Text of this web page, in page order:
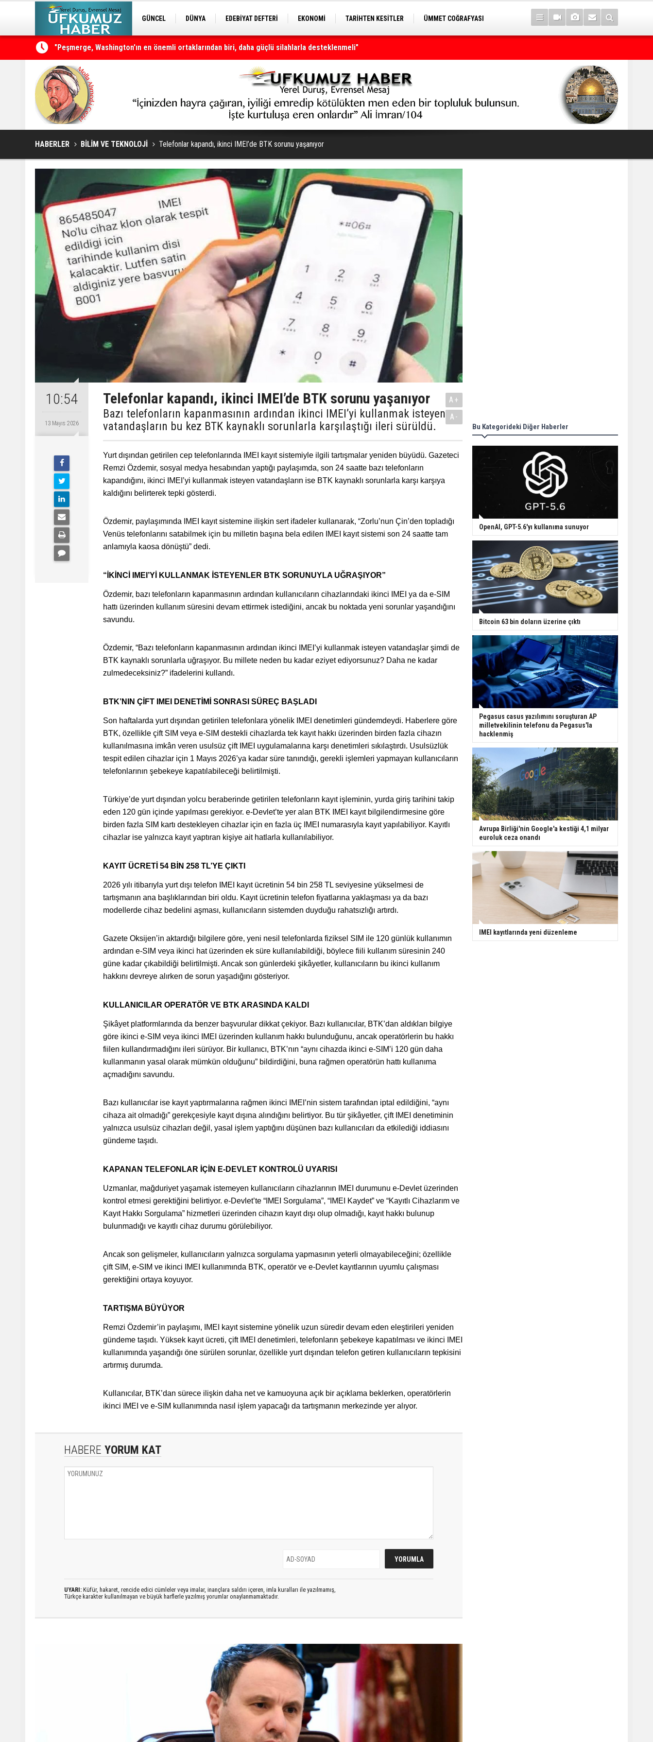
GÜNCEL DÜNYA EDEBİYAT DEFTERİ EKONOMİ TARİHTEN KESİTLER
ÜMMET COĞRAFYASI
Neçirvan Barzani: Kürdistan herkesin ortak vatanı olmaya devam edecek
HABERLER BİLİM VE TEKNOLOJİ Telefonlar kapandı, ikinci IMEI’de BTK sorunu yaşanıyor
10:54
13 Mayıs 2026
Telefonlar kapandı, ikinci IMEI’de BTK sorunu yaşanıyor
Bazı telefonların kapanmasının ardından ikinci IMEI’yi kullanmak isteyen
vatandaşların bu kez BTK kaynaklı sorunlarla karşılaştığı ileri sürüldü.
A+
A-
Yurt dışından getirilen cep telefonlarında IMEI kayıt sistemiyle ilgili tartışmalar yeniden büyüdü. Gazeteci
Remzi Özdemir, sosyal medya hesabından yaptığı paylaşımda, son 24 saatte bazı telefonların
kapandığını, ikinci IMEI’yi kullanmak isteyen vatandaşların ise BTK kaynaklı sorunlarla karşı karşıya
kaldığını belirterek tepki gösterdi.
Özdemir, paylaşımında IMEI kayıt sistemine ilişkin sert ifadeler kullanarak, “Zorlu’nun Çin’den topladığı
Venüs telefonlarını satabilmek için bu milletin başına bela edilen IMEI kayıt sistemi son 24 saatte tam
anlamıyla kaosa dönüştü” dedi.
“İKİNCİ IMEI’Yİ KULLANMAK İSTEYENLER BTK SORUNUYLA UĞRAŞIYOR”
Özdemir, bazı telefonların kapanmasının ardından kullanıcıların cihazlarındaki ikinci IMEI ya da e-SIM
hattı üzerinden kullanım süresini devam ettirmek istediğini, ancak bu noktada yeni sorunlar yaşandığını
savundu.
Özdemir, “Bazı telefonların kapanmasının ardından ikinci IMEI’yi kullanmak isteyen vatandaşlar şimdi de
BTK kaynaklı sorunlarla uğraşıyor. Bu millete neden bu kadar eziyet ediyorsunuz? Daha ne kadar
zulmedeceksiniz?” ifadelerini kullandı.
BTK’NIN ÇİFT IMEI DENETİMİ SONRASI SÜREÇ BAŞLADI
Son haftalarda yurt dışından getirilen telefonlara yönelik IMEI denetimleri gündemdeydi. Haberlere göre
BTK, özellikle çift SIM veya e-SIM destekli cihazlarda tek kayıt hakkı üzerinden birden fazla cihazın
kullanılmasına imkân veren usulsüz çift IMEI uygulamalarına karşı denetimleri sıkılaştırdı. Usulsüzlük
tespit edilen cihazlar için 1 Mayıs 2026’ya kadar süre tanındığı, gerekli işlemleri yapmayan kullanıcıların
telefonlarının şebekeye kapatılabileceği belirtilmişti.
Türkiye’de yurt dışından yolcu beraberinde getirilen telefonların kayıt işleminin, yurda giriş tarihini takip
eden 120 gün içinde yapılması gerekiyor. e-Devlet’te yer alan BTK IMEI kayıt bilgilendirmesine göre
birden fazla SIM kartı destekleyen cihazlar için en fazla üç IMEI numarasıyla kayıt yapılabiliyor. Kayıtlı
cihazlar ise yalnızca kayıt yaptıran kişiye ait hatlarla kullanılabiliyor.
KAYIT ÜCRETİ 54 BİN 258 TL’YE ÇIKTI
2026 yılı itibarıyla yurt dışı telefon IMEI kayıt ücretinin 54 bin 258 TL seviyesine yükselmesi de
tartışmanın ana başlıklarından biri oldu. Kayıt ücretinin telefon fiyatlarına yaklaşması ya da bazı
modellerde cihaz bedelini aşması, kullanıcıların sistemden duyduğu rahatsızlığı artırdı.
Gazete Oksijen’in aktardığı bilgilere göre, yeni nesil telefonlarda fiziksel SIM ile 120 günlük kullanımın
ardından e-SIM veya ikinci hat üzerinden ek süre kullanılabildiği, böylece fiili kullanım süresinin 240
güne kadar çıkabildiği belirtilmişti. Ancak son günlerdeki şikâyetler, kullanıcıların bu ikinci kullanım
hakkını devreye alırken de sorun yaşadığını gösteriyor.
KULLANICILAR OPERATÖR VE BTK ARASINDA KALDI
Şikâyet platformlarında da benzer başvurular dikkat çekiyor. Bazı kullanıcılar, BTK’dan aldıkları bilgiye
göre ikinci e-SIM veya ikinci IMEI üzerinden kullanım hakkı bulunduğunu, ancak operatörlerin bu hakkı
fiilen kullandırmadığını ileri sürüyor. Bir kullanıcı, BTK’nın “aynı cihazda ikinci e-SIM’i 120 gün daha
kullanmanın yasal olarak mümkün olduğunu” bildirdiğini, buna rağmen operatörün hattı kullanıma
açmadığını savundu.
Bazı kullanıcılar ise kayıt yaptırmalarına rağmen ikinci IMEI’nin sistem tarafından iptal edildiğini, “aynı
cihaza ait olmadığı” gerekçesiyle kayıt dışına alındığını belirtiyor. Bu tür şikâyetler, çift IMEI denetiminin
yalnızca usulsüz cihazları değil, yasal işlem yaptığını düşünen bazı kullanıcıları da etkilediği iddiasını
gündeme taşıdı.
KAPANAN TELEFONLAR İÇİN E-DEVLET KONTROLÜ UYARISI
Uzmanlar, mağduriyet yaşamak istemeyen kullanıcıların cihazlarının IMEI durumunu e-Devlet üzerinden
kontrol etmesi gerektiğini belirtiyor. e-Devlet’te “IMEI Sorgulama”, “IMEI Kaydet” ve “Kayıtlı Cihazlarım ve
Kayıt Hakkı Sorgulama” hizmetleri üzerinden cihazın kayıt dışı olup olmadığı, kayıt hakkı bulunup
bulunmadığı ve kayıtlı cihaz durumu görülebiliyor.
Ancak son gelişmeler, kullanıcıların yalnızca sorgulama yapmasının yeterli olmayabileceğini; özellikle
çift SIM, e-SIM ve ikinci IMEI kullanımında BTK, operatör ve e-Devlet kayıtlarının uyumlu çalışması
gerektiğini ortaya koyuyor.
TARTIŞMA BÜYÜYOR
Remzi Özdemir’in paylaşımı, IMEI kayıt sistemine yönelik uzun süredir devam eden eleştirileri yeniden
gündeme taşıdı. Yüksek kayıt ücreti, çift IMEI denetimleri, telefonların şebekeye kapatılması ve ikinci IMEI
kullanımında yaşandığı öne sürülen sorunlar, özellikle yurt dışından telefon getiren kullanıcıların tepkisini
artırmış durumda.
Kullanıcılar, BTK’dan sürece ilişkin daha net ve kamuoyuna açık bir açıklama beklerken, operatörlerin
ikinci IMEI ve e-SIM kullanımında nasıl işlem yapacağı da tartışmanın merkezinde yer alıyor.
HABERE YORUM KAT
UYARI: Küfür, hakaret, rencide edici cümleler veya imalar, inançlara saldırı içeren, imla kuralları ile yazılmamış,
Türkçe karakter kullanılmayan ve büyük harflerle yazılmış yorumlar onaylanmamaktadır.
Bu Kategorideki Diğer Haberler
OpenAI, GPT-5.6'yı kullanıma sunuyor
Bitcoin 63 bin doların üzerine çıktı
Pegasus casus yazılımını soruşturan AP
milletvekilinin telefonu da Pegasus'la
hacklenmiş
Avrupa Birliği'nin Google'a kestiği 4,1 milyar
euroluk ceza onandı
IMEI kayıtlarında yeni düzenleme